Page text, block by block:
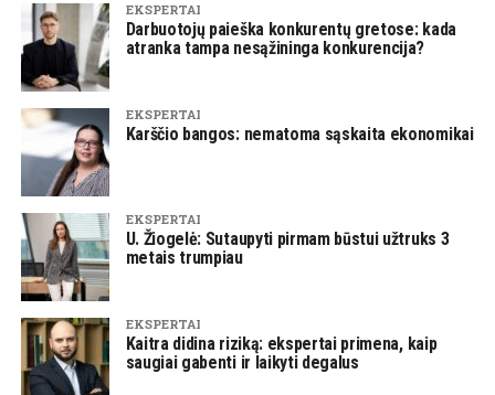
EKSPERTAI
Darbuotojų paieška konkurentų gretose: kada
atranka tampa nesąžininga konkurencija?
EKSPERTAI
Karščio bangos: nematoma sąskaita ekonomikai
EKSPERTAI
U. Žiogelė: Sutaupyti pirmam būstui užtruks 3
metais trumpiau
EKSPERTAI
Kaitra didina riziką: ekspertai primena, kaip
saugiai gabenti ir laikyti degalus